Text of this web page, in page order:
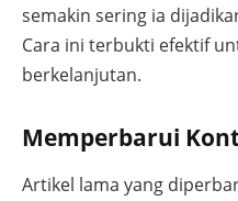
semakin sering ia
Cara ini terbukti efektif
berkelanjutan.
Memperbarui
Artikel lama yang